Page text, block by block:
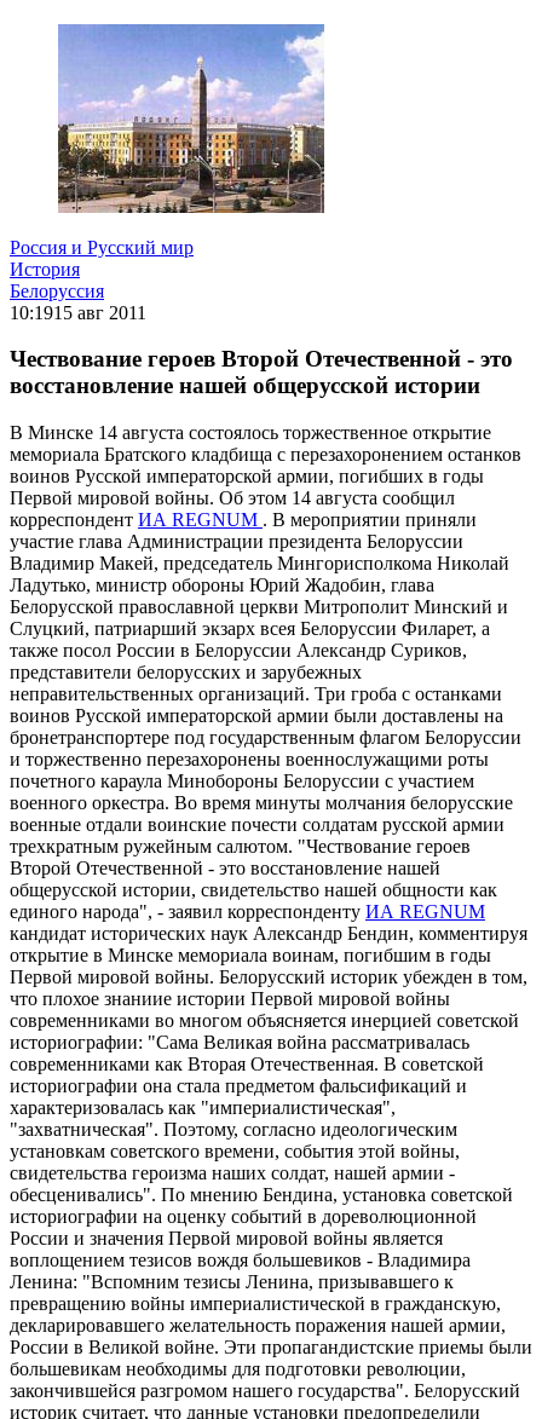
Россия и Русский мир
История
Белоруссия
10:1915 авг 2011
Чествование героев Второй Отечественной - это
восстановление нашей общерусской истории
В Минске 14 августа состоялось торжественное открытие
мемориала Братского кладбища с перезахоронением останков
воинов Русской императорской армии, погибших в годы
Первой мировой войны. Об этом 14 августа сообщил
корреспондент ИА REGNUM . В мероприятии приняли
участие глава Администрации президента Белоруссии
Владимир Макей, председатель Мингорисполкома Николай
Ладутько, министр обороны Юрий Жадобин, глава
Белорусской православной церкви Митрополит Минский и
Слуцкий, патриарший экзарх всея Белоруссии Филарет, а
также посол России в Белоруссии Александр Суриков,
представители белорусских и зарубежных
неправительственных организаций. Три гроба с останками
воинов Русской императорской армии были доставлены на
бронетранспортере под государственным флагом Белоруссии
и торжественно перезахоронены военнослужащими роты
почетного караула Минобороны Белоруссии с участием
военного оркестра. Во время минуты молчания белорусские
военные отдали воинские почести солдатам русской армии
трехкратным ружейным салютом. "Чествование героев
Второй Отечественной - это восстановление нашей
общерусской истории, свидетельство нашей общности как
единого народа", - заявил корреспонденту ИА REGNUM
кандидат исторических наук Александр Бендин, комментируя
открытие в Минске мемориала воинам, погибшим в годы
Первой мировой войны. Белорусский историк убежден в том,
что плохое знаниие истории Первой мировой войны
современниками во многом объясняется инерцией советской
историографии: "Сама Великая война рассматривалась
современниками как Вторая Отечественная. В советской
историографии она стала предметом фальсификаций и
характеризовалась как "империалистическая",
"захватническая". Поэтому, согласно идеологическим
установкам советского времени, события этой войны,
свидетельства героизма наших солдат, нашей армии -
обесценивались". По мнению Бендина, установка советской
историографии на оценку событий в дореволюционной
России и значения Первой мировой войны является
воплощением тезисов вождя большевиков - Владимира
Ленина: "Вспомним тезисы Ленина, призывавшего к
превращению войны империалистической в гражданскую,
декларировавшего желательность поражения нашей армии,
России в Великой войне. Эти пропагандистские приемы были
большевикам необходимы для подготовки революции,
закончившейся разгромом нашего государства". Белорусский
историк считает, что данные установки предопределили